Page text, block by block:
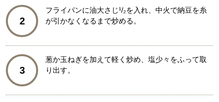
2
フライパンに油大さじ¹/₂を入れ、中火で納豆を糸
が引かなくなるまで炒める。
3
葱か玉ねぎを加えて軽く炒め、塩少々をふって取
り出す。